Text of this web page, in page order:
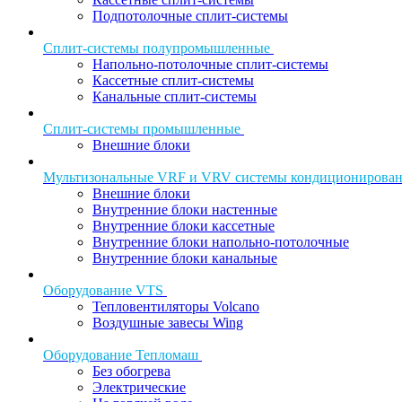
Подпотолочные сплит-системы
Сплит-системы полупромышленные
Напольно-потолочные сплит-системы
Кассетные сплит-системы
Канальные сплит-системы
Сплит-системы промышленные
Внешние блоки
Мультизональные VRF и VRV системы
Внешние блоки
Внутренние блоки настенные
Внутренние блоки кассетные
Внутренние блоки напольно-потолочные
Внутренние блоки канальные
Оборудование VTS
Тепловентиляторы Volcano
Воздушные завесы Wing
Оборудование Тепломаш
Без обогрева
Электрические